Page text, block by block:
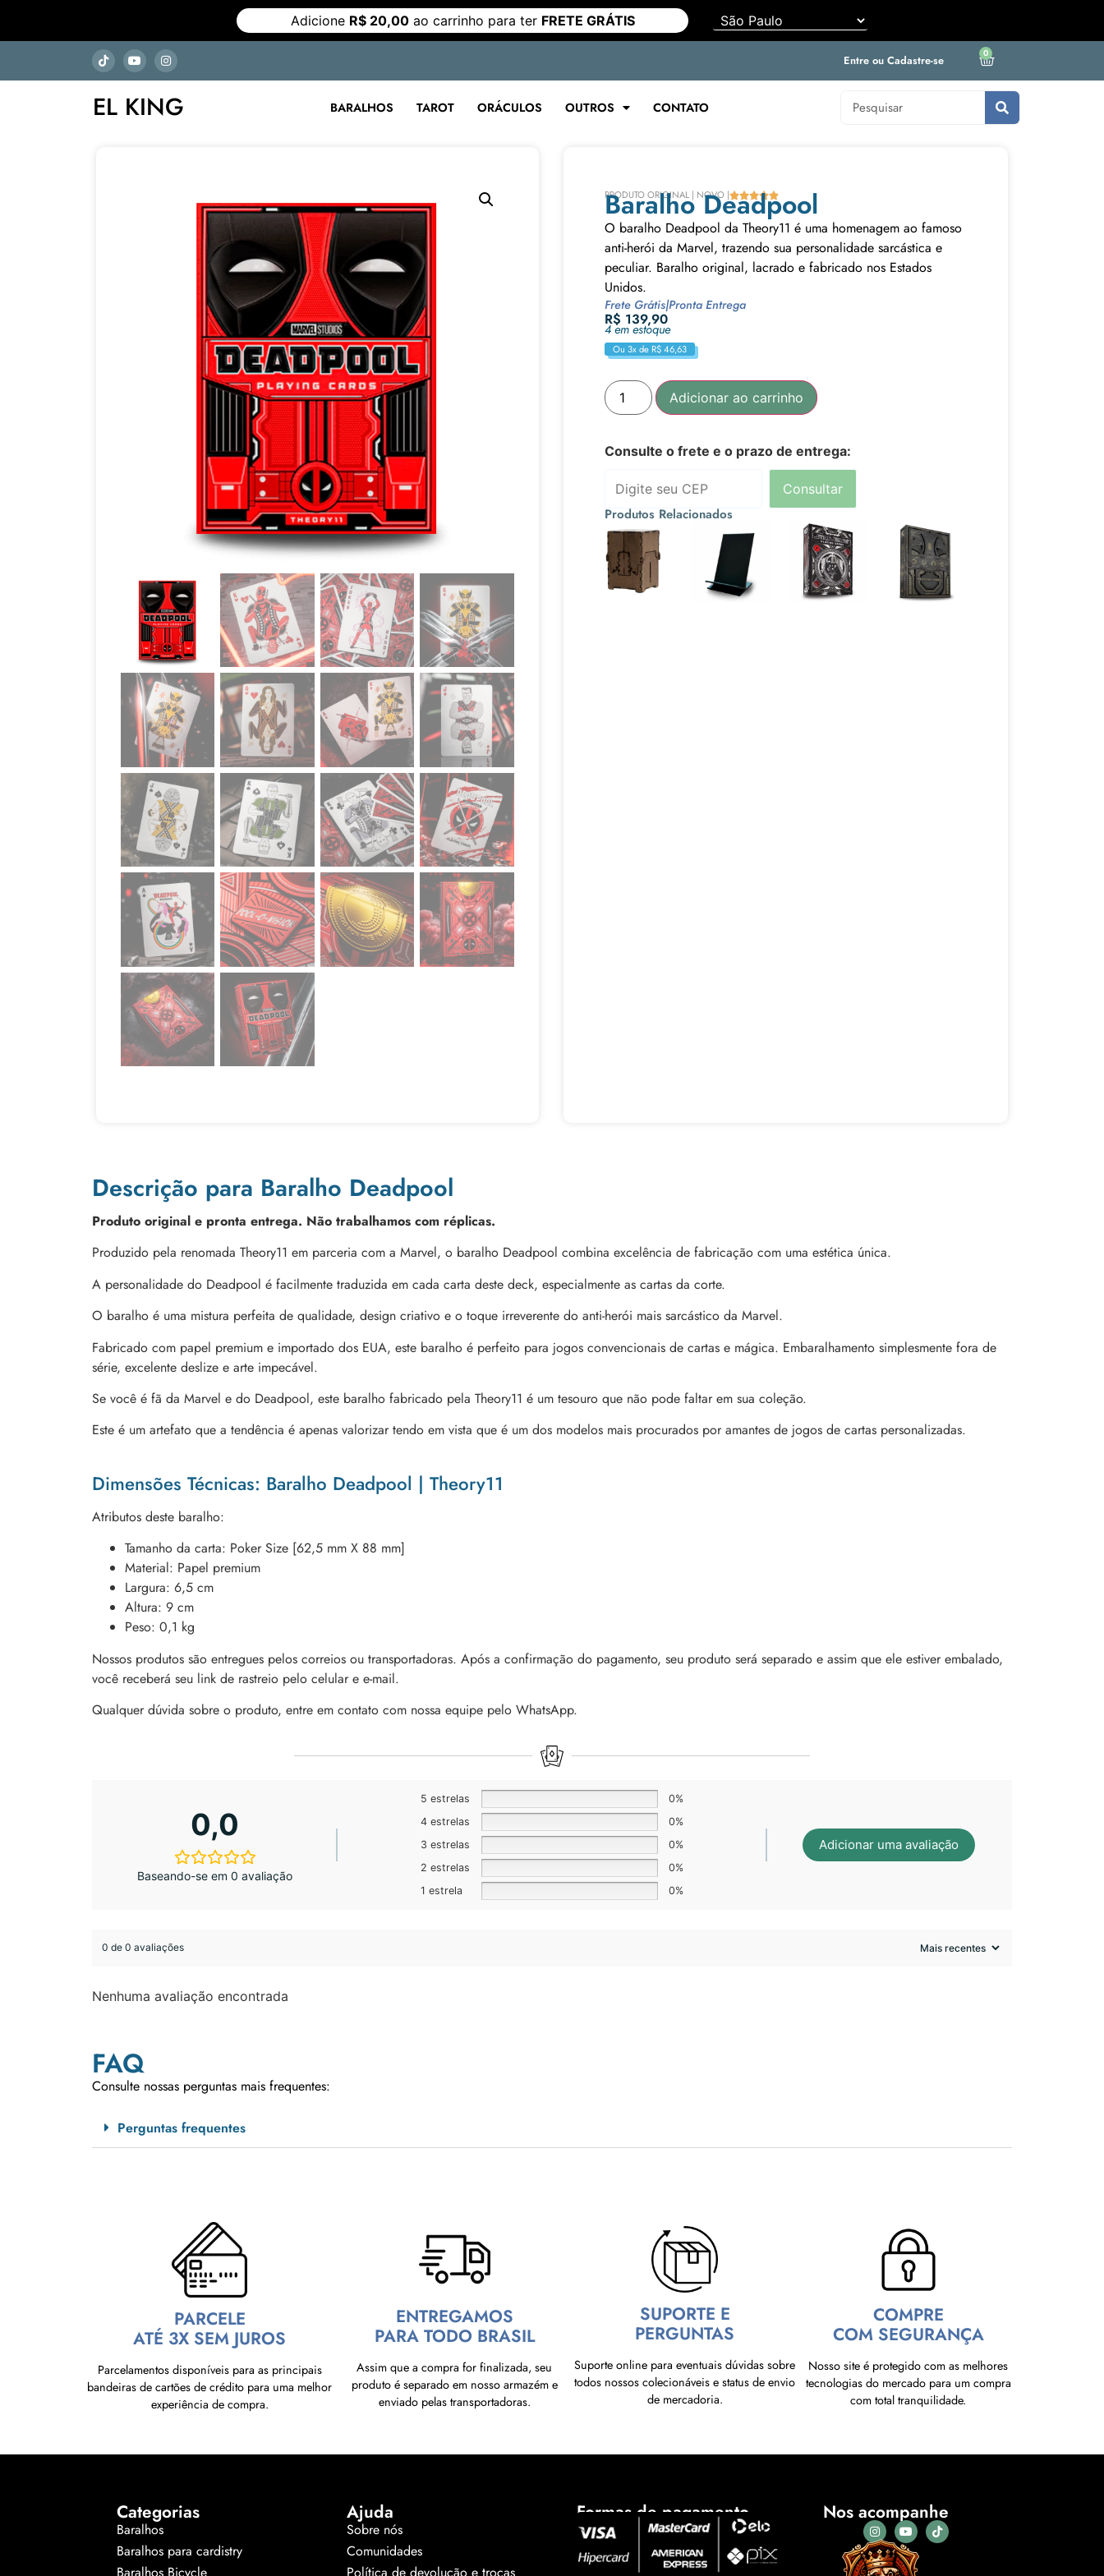
Adicione R$ 20,00ao carrinho para ter FRETE GRÁTIS
Entre ou Cadastre-se 0
EL KING BARALHOS TAROT ORÁCULOS OUTROS CONTATO
PRODUTO ORIGINAL | NOVO |
Baralho Deadpool
O baralho Deadpool da Theory11 é uma homenagem ao famoso
anti-herói da Marvel, trazendo sua personalidade sarcástica e
peculiar. Baralho original, lacrado e fabricado nos Estados
Unidos.
Frete Grátis|Pronta Entrega
R$ 139,90
4 em estoque
Ou 3x de R$46,63
Adicionar ao carrinho
Consulte o frete e o prazo de entrega:
Consultar
Produtos Relacionados
Descrição para Baralho Deadpool
Produto original e pronta entrega. Não trabalhamos com réplicas.
Produzido pela renomada Theory11 em parceria com a Marvel, o baralho Deadpool combina excelência de fabricação com uma estética única.
A personalidade do Deadpool é facilmente traduzida em cada carta deste deck, especialmente as cartas da corte.
O baralho é uma mistura perfeita de qualidade, design criativo e o toque irreverente do anti-herói mais sarcástico da Marvel.
Fabricado com papel premium e importado dos EUA, este baralho é perfeito para jogos convencionais de cartas e mágica. Embaralhamento simplesmente fora de
série, excelente deslize e arte impecável.
Se você é fã da Marvel e do Deadpool, este baralho fabricado pela Theory11 é um tesouro que não pode faltar em sua coleção.
Este é um artefato que a tendência é apenas valorizar tendo em vista que é um dos modelos mais procurados por amantes de jogos de cartas personalizadas.
Dimensões Técnicas: Baralho Deadpool | Theory11
Atributos deste baralho:
Tamanho da carta: Poker Size [62,5 mm X 88 mm]
Material: Papel premium
Largura: 6,5 cm
Altura: 9 cm
Peso: 0,1 kg
Nossos produtos são entregues pelos correios ou transportadoras. Após a confirmação do pagamento, seu produto será separado e assim que ele estiver embalado,
você receberá seu link de rastreio pelo celular e e-mail.
Qualquer dúvida sobre o produto, entre em contato com nossa equipe pelo WhatsApp.
0,0
Baseando-se em 0 avaliação
5 estrelas
0%
4 estrelas
0%
3 estrelas
0%
2 estrelas
0%
1 estrela
0%
Adicionar uma avaliação
0 de 0 avaliações
Nenhuma avaliação encontrada
FAQ
Consulte nossas perguntas mais frequentes:
Perguntas frequentes
PARCELE
ATÉ 3X SEM JUROS
Parcelamentos disponíveis para as principais
bandeiras de cartões de crédito para uma melhor
experiência de compra.
ENTREGAMOS
PARA TODO BRASIL
Assim que a compra for finalizada, seu
produto é separado em nosso armazém e
enviado pelas transportadoras.
SUPORTE E
PERGUNTAS
Suporte online para eventuais dúvidas sobre
todos nossos colecionáveis e status de envio
de mercadoria.
COMPRE
COM SEGURANÇA
Nosso site é protegido com as melhores
tecnologias do mercado para um compra
com total tranquilidade.
Categorias
Baralhos
Baralhos para cardistry
Baralhos Bicycle
Ajuda
Sobre nós
Comunidades
Política de devolução e trocas
Formas de pagamento Nos acompanhe